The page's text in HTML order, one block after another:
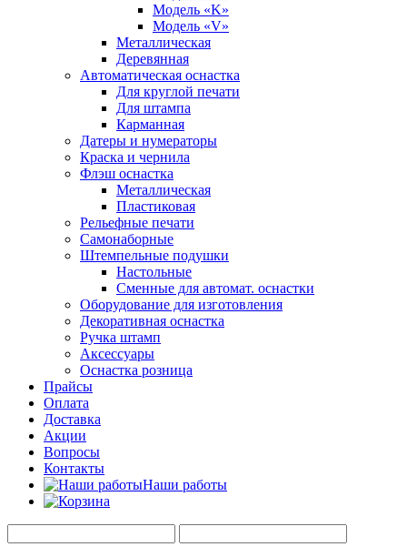
Модель «K»
Модель «V»
Металлическая
Деревянная
Автоматическая оснастка
Для круглой печати
Для штампа
Карманная
Датеры и нумераторы
Краска и чернила
Флэш оснастка
Металлическая
Пластиковая
Рельефные печати
Самонаборные
Штемпельные подушки
Настольные
Сменные для автомат. оснастки
Оборудование для изготовления
Декоративная оснастка
Ручка штамп
Аксессуары
Оснастка розница
Прайсы
Оплата
Доставка
Акции
Вопросы
Контакты
Наши работы